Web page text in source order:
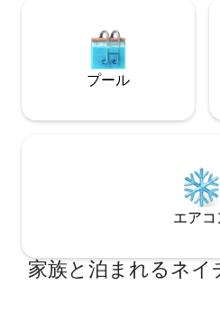
プール
エアコ
家族と泊まれるネ